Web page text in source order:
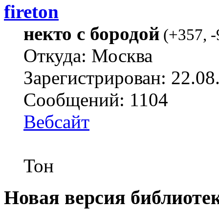
fireton
некто с бородой (+357,
Откуда: Москва
Зарегистрирован:
Сообщений: 1104
Вебсайт
Тон
Новая версия